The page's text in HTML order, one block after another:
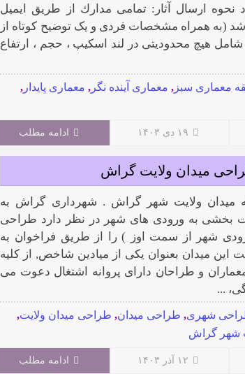
ﻧﺤﻮه ارﺳﺎل آﺛﺎر: ﺗﻤﺎﻣﻰ ﻣﺪارك از ﻃﺮﯾﻖ اﯾﻤﯿﻞ
(ﺑﻪ ﻫﻤﺮاه ﻣﺸﺨﺼﺎت ﻓﺮدى و ﯾﮏ ﺗﻮﺿﯿﺢ ﮐﻮﺗﺎه از
هیچ محدودیتی در لند اسکیپ ، حجم ، ارتفاع
معماری سبز, معماری آینده نگر, معماری پایدار,
۱۹ دی ۱۴۰۳ ادامه مطلب
میدان ولایت گراش
میدان ولایت شهر گراش . شهرداری گراش به
بخشی به ورودی های شهر در نظر دارد طراحی
شهر از سمت اوز ) را از طریق فراخوان به
این میدان بعنوان یکی از میادین شاخص, از کلیه
و طراحان دارای پروانه اشتغال دعوت می
...
شهری, طراحی میدان, طراحی میدان ولایت,
شهر گراش
۱۲ آذر ۱۴۰۳ ادامه مطلب